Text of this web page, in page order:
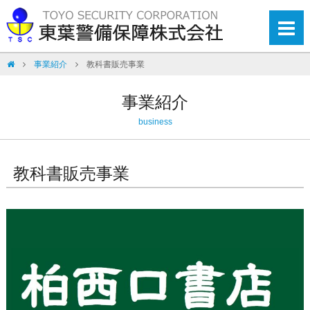
事業紹介 教科書販売事業
事業紹介
business
教科書販売事業